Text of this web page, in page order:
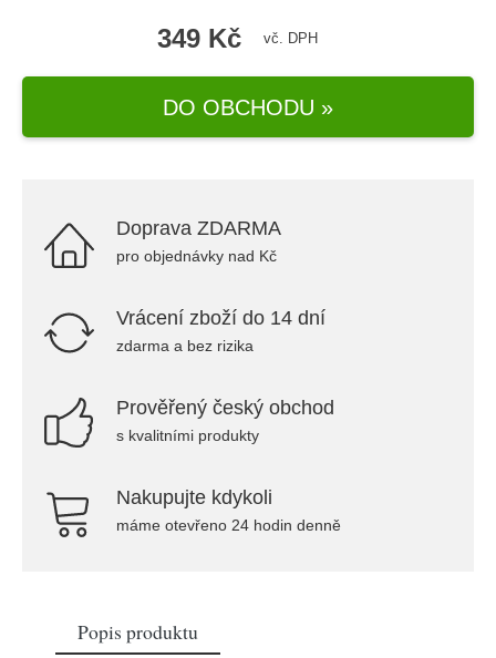
349 Kč vč. DPH
DO OBCHODU »
Doprava ZDARMA
pro objednávky nad Kč
Vrácení zboží do 14 dní
zdarma a bez rizika
Prověřený český obchod
s kvalitními produkty
Nakupujte kdykoli
máme otevřeno 24 hodin denně
Popis produktu